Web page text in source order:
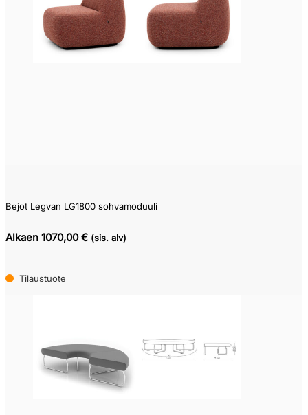
Bejot Legvan LG1800 sohvamoduuli
Alkaen 1070,00 € (sis. alv)
Tilaustuote